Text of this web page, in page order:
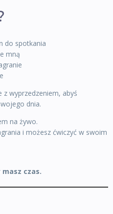
do spotkania
mną
wyprzedzeniem, abyś
dnia.
na żywo.
i możesz ćwiczyć w swoim
czas.